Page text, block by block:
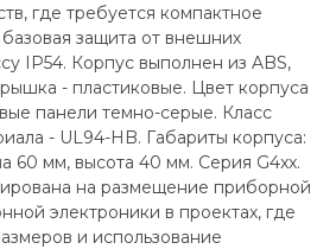
где требуется компактное
защита от внешних
IP54. Корпус выполнен из ABS,
- пластиковые. Цвет корпуса
панели темно-серые. Класс
- UL94-HB. Габариты корпуса:
60 мм, высота 40 мм. Серия G4xx.
на размещение приборной
электроники в проектах, где
и использование